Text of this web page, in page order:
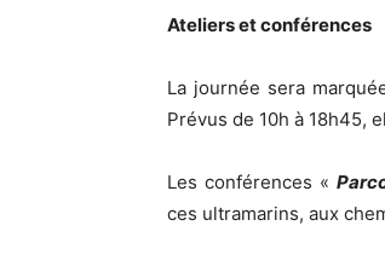
Ateliers et conférences
La journée sera
Prévus de 10h à 18h45,
Les conférences «
ces ultramarins, aux